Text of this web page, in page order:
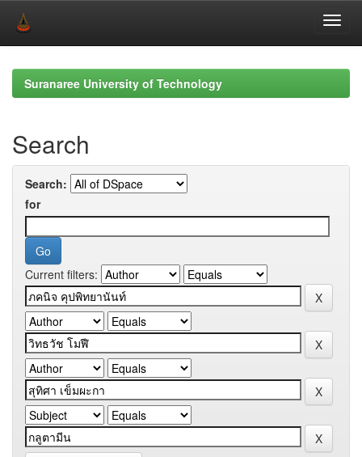
navigationSuranaree University of Technology
Search
Search:
for
Current filters: